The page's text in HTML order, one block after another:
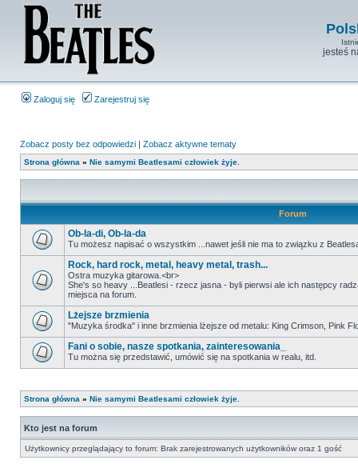
jesteś
Zaloguj się Zarejestruj się
Zobacz posty bez odpowiedzi | Zobacz aktywne tematy
Strona główna » Nie samymi Beatlesami człowiek żyje.
Forum
Ob-la-di, Ob-la-da
Tu możesz napisać o wszystkim ...nawet jeśli nie ma to związku z
Rock, hard rock, metal, heavy metal, trash...
Ostra muzyka gitarowa.<br>
She's so heavy ...Beatlesi - rzecz jasna - byli pierwsi ale ich następcy
miejsca na forum.
Lżejsze brzmienia
"Muzyka środka" i inne brzmienia lżejsze od metalu: King Crimson, Pink
Fani o sobie, nasze spotkania, zainteresowania_
Tu można się przedstawić, umówić się na spotkania w realu, itd.
Strona główna » Nie samymi Beatlesami człowiek żyje.
Kto jest na forum
Użytkownicy przeglądający to forum: Brak zarejestrowanych użytkowników oraz 1 gość